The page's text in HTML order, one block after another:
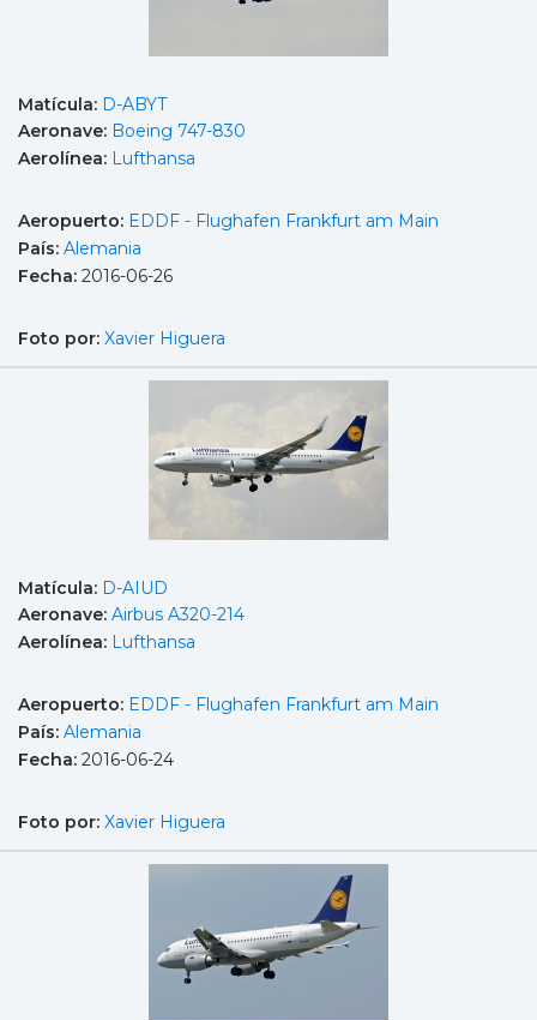
Matícula: D-ABYT
Aeronave: Boeing 747-830
Aerolínea: Lufthansa
Aeropuerto: EDDF - Flughafen Frankfurt am Main
País: Alemania
Fecha: 2016-06-26
Foto por: Xavier Higuera
Matícula: D-AIUD
Aeronave: Airbus A320-214
Aerolínea: Lufthansa
Aeropuerto: EDDF - Flughafen Frankfurt am Main
País: Alemania
Fecha: 2016-06-24
Foto por: Xavier Higuera